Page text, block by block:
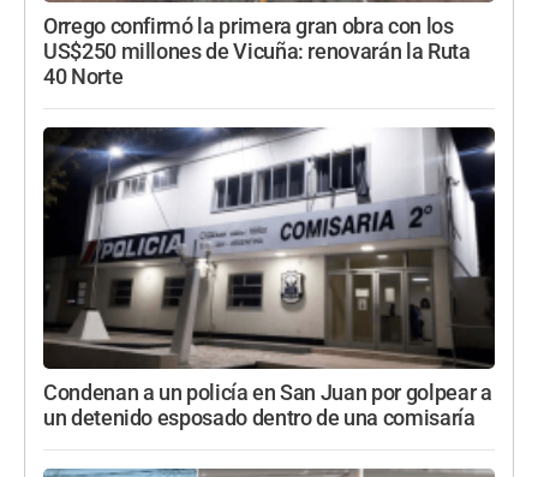
Orrego confirmó la primera gran obra con los
US$250 millones de Vicuña: renovarán la Ruta
40 Norte
Condenan a un policía en San Juan por golpear a
un detenido esposado dentro de una comisaría